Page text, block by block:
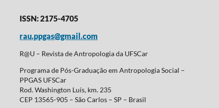
ISSN: 2175-4705
rau.ppgas@gmail.com
R@U – Revista de Antropologia da UFSCar
Programa de Pós-Graduação em Antropologia Social –
PPGAS UFSCar
Rod. Washington Luís, km. 235
CEP 13565-905 – São Carlos – SP – Brasil